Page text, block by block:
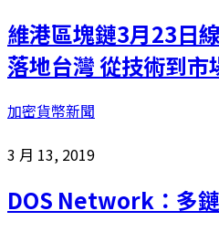
維港區塊鏈3月23日
落地台灣 從技術到市
加密貨幣新聞
3 月 13, 2019
DOS Network：多